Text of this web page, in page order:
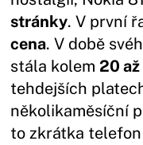
stránky. V první
cena. V době
stála kolem 20
tehdejších
několikaměsíční
to zkrátka